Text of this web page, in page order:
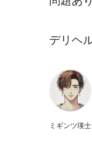
デリヘ
ミギンツ瑛士